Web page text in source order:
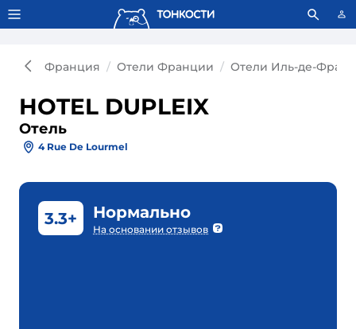
Тонкости используют сookie-файлы. Что это значит?
Франция Отели Франции Отели Иль-де-Франс
HOTEL DUPLEIX
Отель
4 Rue De Lourmel
3.3+ Нормально
На основании отзывов